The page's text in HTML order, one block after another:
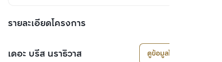
รายละเอียดโครงการ
เดอะ บรีส นราธิวาส ดูข้อมูลโครงการ